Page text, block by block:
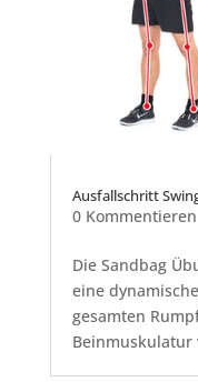
Ausfallschritt
0 Kommentieren
Die Sandbag
eine
gesamten